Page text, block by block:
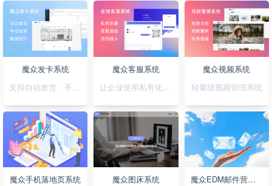
魔众发卡系统
魔众客服系统
魔众视频系统
轻量级视频管理系统
魔众手机落地页系统
魔众图床系统
魔众EDM邮件营销系统